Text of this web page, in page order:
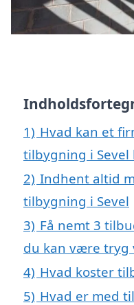
1) Hvad kan et
tilbygning i
2) Indhent altid
tilbygning i Sevel
3) Få nemt 3
du kan være tryg
4) Hvad koster
5) Hvad er med